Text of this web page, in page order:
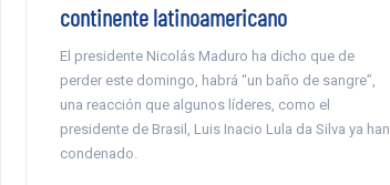
continente latinoamericano
El presidente Nicolás Maduro ha dicho que de
perder este domingo, habrá “un baño de sangre”,
una reacción que algunos líderes, como el
presidente de Brasil, Luis Inacio Lula da Silva ya han
condenado.